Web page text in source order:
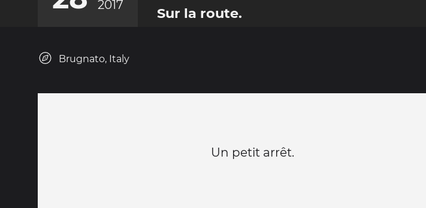
2017 Sur la route.
Brugnato, Italy
Un petit arrêt.